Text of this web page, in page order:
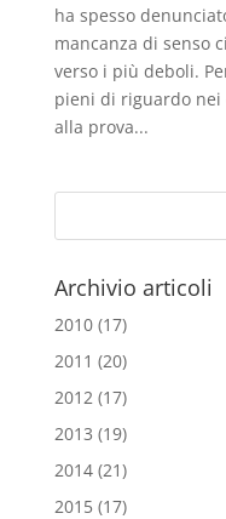
ha spesso
mancanza di senso
verso i più deboli.
pieni di riguardo
alla prova...
Archivio articoli
2010(17)
2011 (20)
2012(17)
2013 (19)
2014(21)
2015(17)